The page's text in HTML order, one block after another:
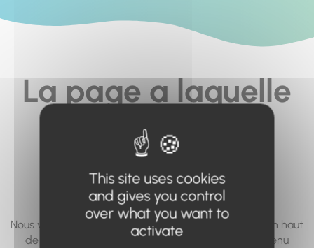
La page a laquelle
vous cherchez à
accéder n'existe
pas... ou plus.
Nous vous invitons à utiliser le moteur de recherche en haut
de page, ou à utiliser le menu pour trouver le contenu
This site uses cookies
and gives you control
over what you want to
activate